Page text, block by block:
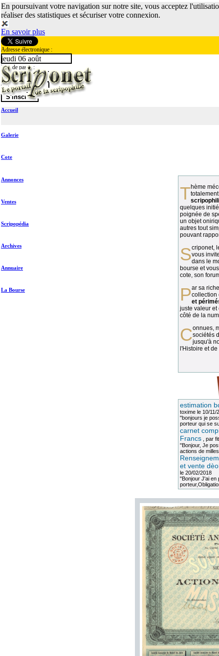
En poursuivant votre navigation sur notre site, vous acceptez
réaliser des statistiques et sécuriser votre connexion.
En savoir plus
Adresse électronique :
Mot de passe :
jeudi 06 août
Accueil
Galerie
Cote
Annonces
Ventes
Scripopédia
Archives
Annuaire
La Bourse
Thème méconnu des collectionneurs et
quelques
poignée de
un objet
autres tout
pouvant
vous
dans le
bourse et
cote, son
Par sa richesse et sa diversité, lacollection
et
juste valeur et
côté de la
Connues, méconnues, ou inconnues, lessociétés
jusqu'à
l'Histoire et
estimation
toximele 10/11/
"bonjours je
porteur qui se
carnet
Francs, par
"Bonjour, Je
actions de
et vente
le 20/02/2018
"Bonjour J'ai en